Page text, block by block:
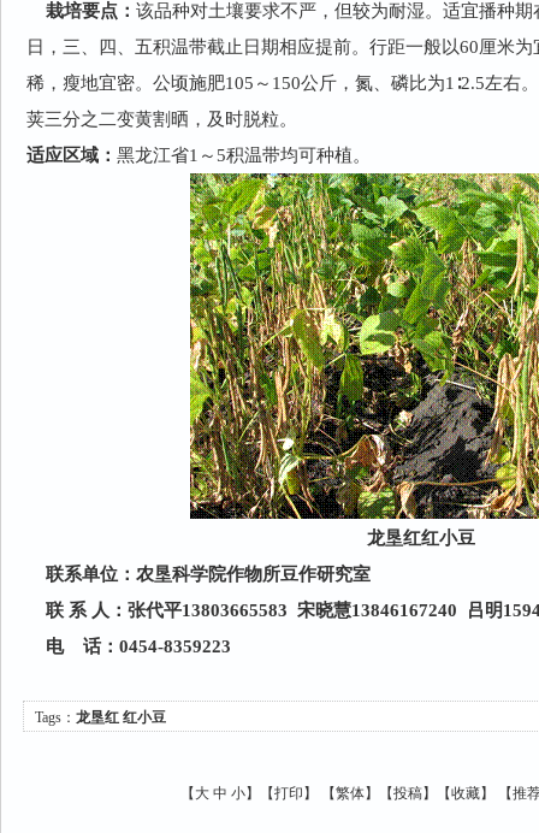
栽培要点： 该品种对土壤要求不严，但较为耐湿。适宜播种期
日，三、四、五积温带截止日期相应提前。行距一般以60厘米为
稀，瘦地宜密。公顷施肥105 ～ 150公斤，氮、磷比为1 ∶2.5左右
荚三分之二变黄割晒，及时脱粒。
适应区域： 黑龙江省1 ～ 5积温带均可种植。
龙垦红红小豆
联系单位：农垦科学院作物所豆作研究室
联 系 人：张代平13803665583 宋晓慧13846167240 吕明
电
话： 0454-8359223
Tags： 龙垦红 红小豆
【 大 中 小】【打印 】 【繁体】【投稿】【收藏】 【推